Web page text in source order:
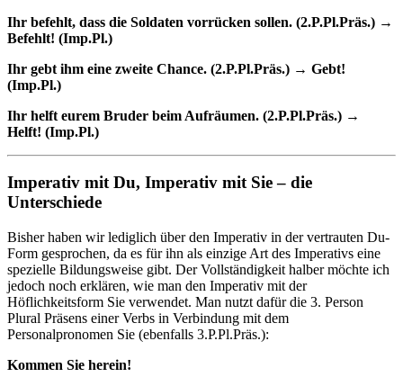
Ihr befehlt, dass die Soldaten vorrücken sollen. (2.P.Pl.Präs.) →
Befehlt! (Imp.Pl.)
Ihr gebt ihm eine zweite Chance. (2.P.Pl.Präs.) → Gebt!
(Imp.Pl.)
Ihr helft eurem Bruder beim Aufräumen. (2.P.Pl.Präs.) →
Helft! (Imp.Pl.)
Imperativ mit Du, Imperativ mit Sie – die
Unterschiede
Bisher haben wir lediglich über den Imperativ in der vertrauten Du-
Form gesprochen, da es für ihn als einzige Art des Imperativs eine
spezielle Bildungsweise gibt. Der Vollständigkeit halber möchte ich
jedoch noch erklären, wie man den Imperativ mit der
Höflichkeitsform Sie verwendet. Man nutzt dafür die 3. Person
Plural Präsens einer Verbs in Verbindung mit dem
Personalpronomen Sie (ebenfalls 3.P.Pl.Präs.):
Kommen Sie herein!